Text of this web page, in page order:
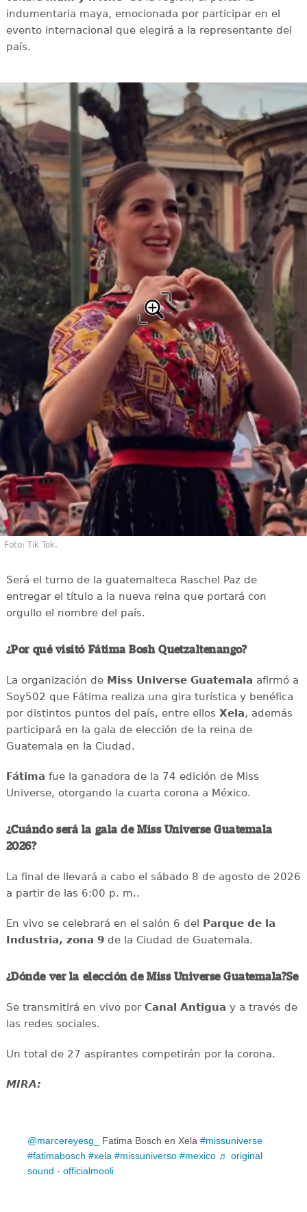
indumentaria maya, emocionada por participar en el
evento internacional que elegirá a la representante del
país.
Foto: Tik Tok.
Será el turno de la guatemalteca Raschel Paz de
entregar el título a la nueva reina que portará con
orgullo el nombre del país.
¿Por qué visitó Fátima Bosh Quetzaltenango?
La organización de Miss Universe Guatemala afirmó a
Soy502 que Fátima realiza una gira turística y benéfica
por distintos puntos del país, entre ellos Xela, además
participará en la gala de elección de la reina de
Guatemala en la Ciudad.
Fátima fue la ganadora de la 74 edición de Miss
Universe, otorgando la cuarta corona a México.
¿Cuándo será la gala de Miss Universe Guatemala
2026?
La final de llevará a cabo el sábado 8 de agosto de 2026
a partir de las 6:00 p. m..
En vivo se celebrará en el salón 6 del Parque de la
Industria, zona 9de la Ciudad de Guatemala.
¿Dónde ver la elección de Miss Universe Guatemala?Se
Se transmitirá en vivo porCanal Antigua y a través de
las redes sociales.
Un total de 27 aspirantes competirán por la corona.
MIRA:
@marcereyesg_ Fatima Bosch en Xela #missuniverse
#fatimabosch #xela #missuniverso #mexico ♬ original
sound - officialmooli